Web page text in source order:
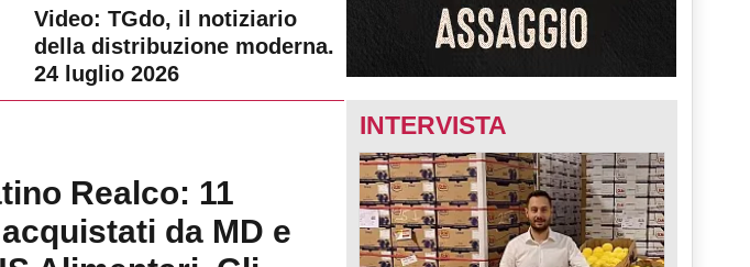
Video: TGdo, il notiziario
della distribuzione moderna.
24 luglio 2026
Realco: 11
da MD e
INTERVISTA